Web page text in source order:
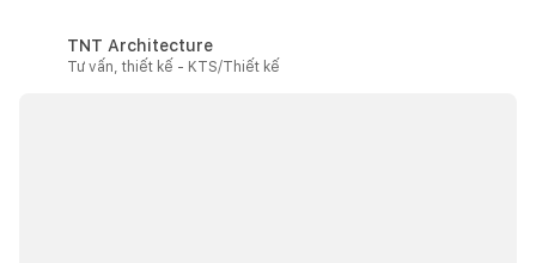
TNT Architecture
Tư vấn, thiết kế - KTS/Thiết kế